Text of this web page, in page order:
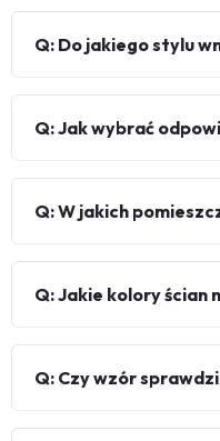
Q: Do jakiego stylu
Q: Jak wybrać
Q: W jakich
Q: Jakie kolory ścian
Q: Czy wzór